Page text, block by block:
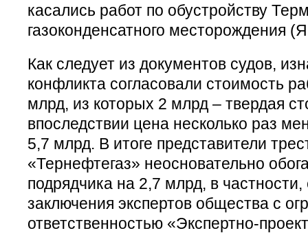
касались работ по обустройству
газоконденсатного месторождения
Как следует из документов судов,
конфликта согласовали стоимость
млрд, из которых 2 млрд – твердая
впоследствии цена несколько раз
5,7 млрд. В итоге представители
«Тернефтегаз» неосновательно
подрядчика на 2,7 млрд, в
заключения экспертов общества с
ответственностью «Экспертно-